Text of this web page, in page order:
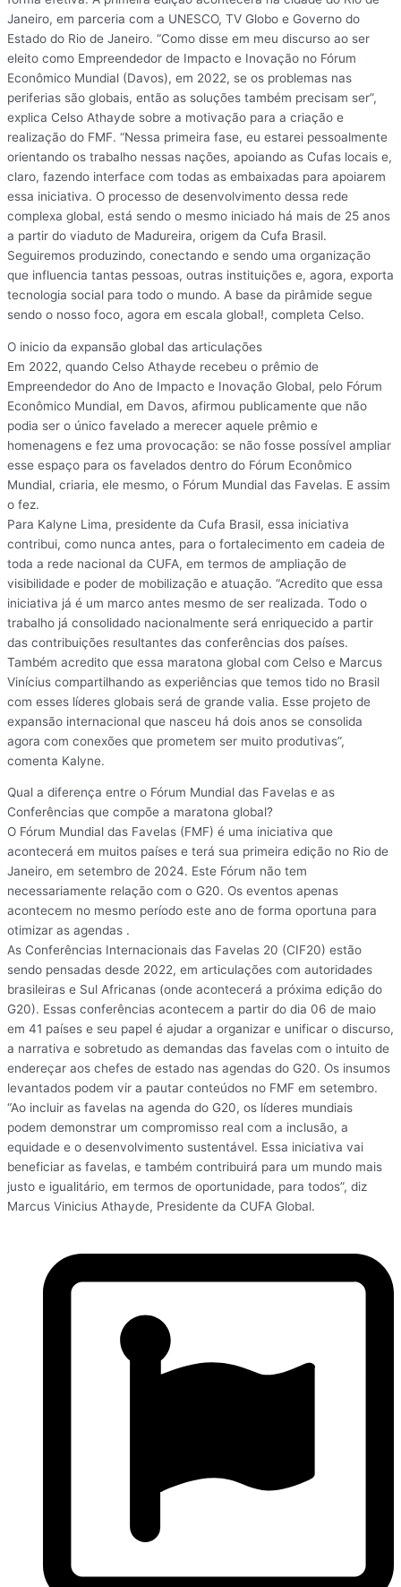
Janeiro, em parceria com a UNESCO, TV Globo e Governo do
Estado do Rio de Janeiro. “Como disse em meu discurso ao ser
eleito como Empreendedor de Impacto e Inovação no Fórum
Econômico Mundial (Davos), em 2022, se os problemas nas
periferias são globais, então as soluções também precisam ser”,
explica Celso Athayde sobre a motivação para a criação e
realização do FMF. “Nessa primeira fase, eu estarei pessoalmente
orientando os trabalho nessas nações, apoiando as Cufas locais e,
claro, fazendo interface com todas as embaixadas para apoiarem
essa iniciativa. O processo de desenvolvimento dessa rede
complexa global, está sendo o mesmo iniciado há mais de 25 anos
a partir do viaduto de Madureira, origem da Cufa Brasil.
Seguiremos produzindo, conectando e sendo uma organização
que influencia tantas pessoas, outras instituições e, agora, exporta
tecnologia social para todo o mundo. A base da pirâmide segue
sendo o nosso foco, agora em escala global!, completa Celso.
O inicio da expansão global das articulações
Em 2022, quando Celso Athayde recebeu o prêmio de
Empreendedor do Ano de Impacto e Inovação Global, pelo Fórum
Econômico Mundial, em Davos, afirmou publicamente que não
podia ser o único favelado a merecer aquele prêmio e
homenagens e fez uma provocação: se não fosse possível ampliar
esse espaço para os favelados dentro do Fórum Econômico
Mundial, criaria, ele mesmo, o Fórum Mundial das Favelas. E assim
o fez.
Para Kalyne Lima, presidente da Cufa Brasil, essa iniciativa
contribui, como nunca antes, para o fortalecimento em cadeia de
toda a rede nacional da CUFA, em termos de ampliação de
visibilidade e poder de mobilização e atuação. “Acredito que essa
iniciativa já é um marco antes mesmo de ser realizada. Todo o
trabalho já consolidado nacionalmente será enriquecido a partir
das contribuições resultantes das conferências dos países.
Também acredito que essa maratona global com Celso e Marcus
Vinícius compartilhando as experiências que temos tido no Brasil
com esses líderes globais será de grande valia. Esse projeto de
expansão internacional que nasceu há dois anos se consolida
agora com conexões que prometem ser muito produtivas”,
comenta Kalyne.
Qual a diferença entre o Fórum Mundial das Favelas e as
Conferências que compõe a maratona global?
O Fórum Mundial das Favelas (FMF) é uma iniciativa que
acontecerá em muitos países e terá sua primeira edição no Rio de
Janeiro, em setembro de 2024. Este Fórum não tem
necessariamente relação com o G20. Os eventos apenas
acontecem no mesmo período este ano de forma oportuna para
otimizar as agendas .
As Conferências Internacionais das Favelas 20 (CIF20) estão
sendo pensadas desde 2022, em articulações com autoridades
brasileiras e Sul Africanas (onde acontecerá a próxima edição do
G20). Essas conferências acontecem a partir do dia 06 de maio
em 41 países e seu papel é ajudar a organizar e unificar o discurso,
a narrativa e sobretudo as demandas das favelas com o intuito de
endereçar aos chefes de estado nas agendas do G20. Os insumos
levantados podem vir a pautar conteúdos no FMF em setembro.
“Ao incluir as favelas na agenda do G20, os líderes mundiais
podem demonstrar um compromisso real com a inclusão, a
equidade e o desenvolvimento sustentável. Essa iniciativa vai
beneficiar as favelas, e também contribuirá para um mundo mais
justo e igualitário, em termos de oportunidade, para todos”, diz
Marcus Vinicius Athayde, Presidente da CUFA Global.